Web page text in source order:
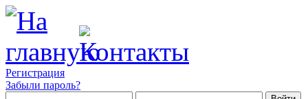
Регистрация
Забыли пароль?